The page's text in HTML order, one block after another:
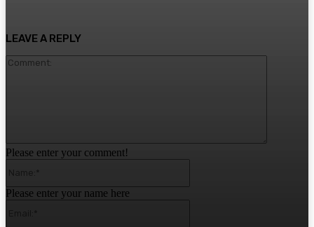
LEAVE A REPLY
Please enter your comment!
Please enter your name here